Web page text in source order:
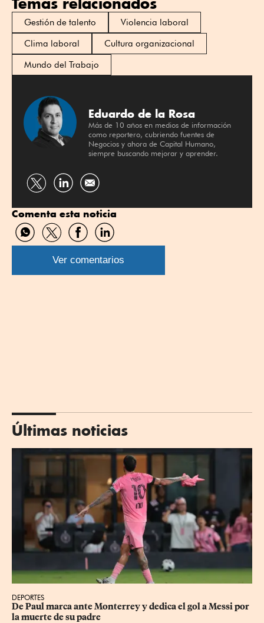
Gestión de talento
Violencia laboral
Clima laboral
Cultura organizacional
Mundo del Trabajo
Eduardo de la Rosa
Más de 10 años en medios de información
como reportero, cubriendo fuentes de
Negocios y ahora de Capital Humano,
siempre buscando mejorar y aprender.
Compartir
Twitter
Compartir
Linkedin
Comenta esta noticia
Compartir
por
WhatsApp
Compartir
por
Twitter
Compartir
por
Facebook
Compartir
por
Linkedin
Ver comentarios
Últimas noticias
DEPORTES
De Paul marca ante Monterrey y dedica el gol a Messi por
la muerte de su padre